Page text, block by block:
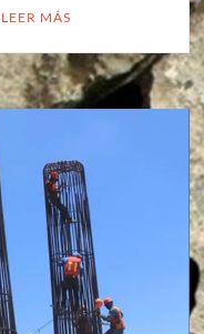
LEER MÁS